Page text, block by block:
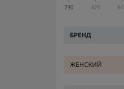
230 423
БРЕНД
ЖЕНСКИЙ